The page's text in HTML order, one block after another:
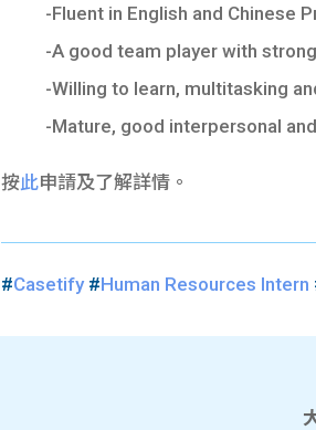
-Fluent in English and Chinese
-A good team player with
-Willing to learn, multitasking
-Mature, good interpersonal
按此申請及了解詳情。
#Casetify#Human Resources Intern